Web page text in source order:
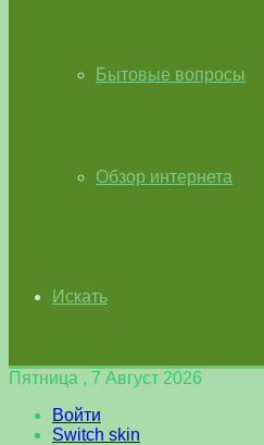
Бытовые вопросы
Обзор интернета
Искать
Пятница , 7 Август 2026
Войти
Switch skin